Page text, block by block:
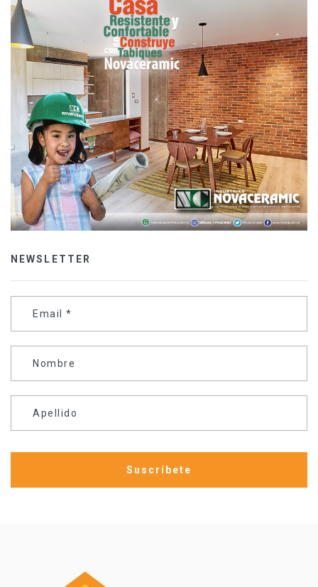
NEWSLETTER
Email *
Nombre
Apellido